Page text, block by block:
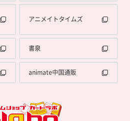
アニメイトタイムズ
書泉
animate中国通販